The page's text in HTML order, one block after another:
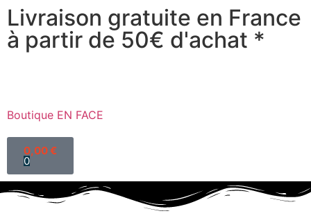
Livraison gratuite en France
à partir de 50€ d'achat *
Boutique EN FACE
0,00€
0